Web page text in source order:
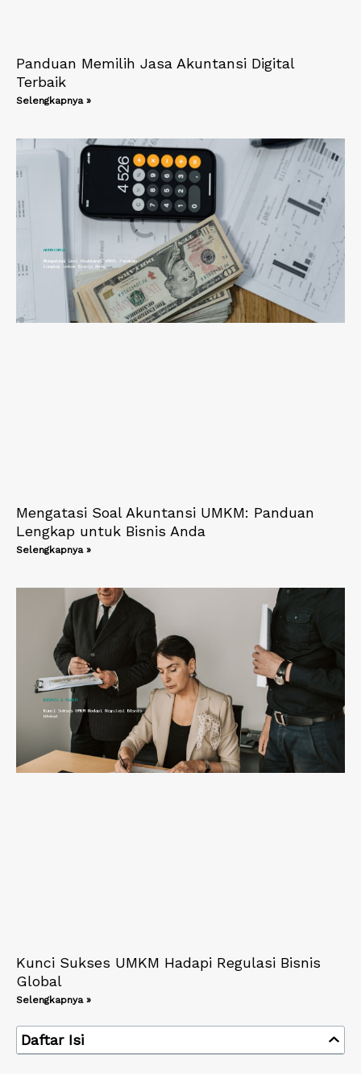
Panduan Memilih Jasa Akuntansi Digital
Terbaik
Selengkapnya »
Mengatasi Soal Akuntansi UMKM: Panduan
Lengkap untuk Bisnis Anda
Selengkapnya »
Kunci Sukses UMKM Hadapi Regulasi Bisnis
Global
Selengkapnya »
Daftar Isi